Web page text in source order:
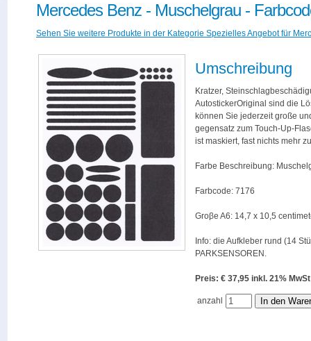
Mercedes Benz - Muschelgrau -
Sehen Sie weitere Produkte in der Kategorie Spezielles Angebot für
Umschreibung
Kratzer,
AutostickerOriginal sind die
können Sie jederzeit große
gegensatz zum Touch-Up-
ist maskiert, fast nichts mehr
Farbe Beschreibung:
Farbcode: 7176
Groβe A6: 14,7 x 10,5
Info: die Aufkleber rund (14
PARKSENSOREN.
Preis: € 37,95 inkl. 21%
anzahl